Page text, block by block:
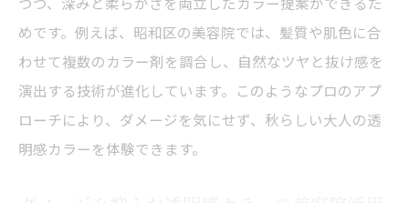
実現
美容院選びで失敗しない透明感カラーのコ
ツ
理想の秋色を美容院でオーダーするポイン
ト
めです。例えば、昭和区の美容院では、髪質や肌色に合
わせて複数のカラー剤を調合し、自然なツヤと抜け感を
演出する技術が進化しています。このようなプロのアプ
ローチにより、ダメージを気にせず、秋らしい大人の透
明感カラーを体験できます。